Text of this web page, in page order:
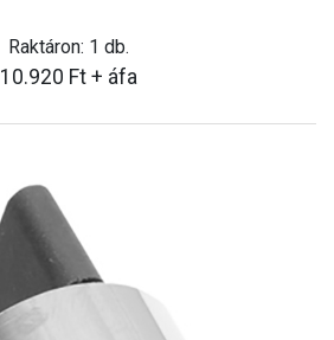
Raktáron: 1 db.
10.920 Ft + áfa